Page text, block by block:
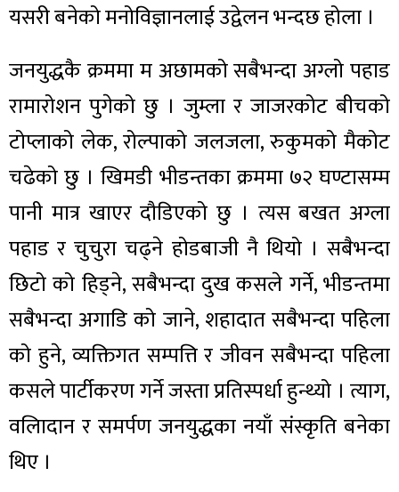
यसरी बनेको मनोविज्ञानलाई उद्वेलन भन्दछ होला ।
जनयुद्धकै क्रममा म अछामको सबैभन्दा अग्लो पहाड
रामारोशन पुगेको छु । जुम्ला र जाजरकोट बीचको
टोप्लाको लेक, रोल्पाको जलजला, रुकुमको मैकोट
चढेको छु । खिमडी भीडन्तका क्रममा ७२ घण्टासम्म
पानी मात्र खाएर दौडिएको छु । त्यस बखत अग्ला
पहाड र चुचुरा चढ्ने होडबाजी नै थियो । सबैभन्दा
छिटो को हिड्ने, सबैभन्दा दुख कसले गर्ने, भीडन्तमा
सबैभन्दा अगाडि को जाने, शहादात सबैभन्दा पहिला
को हुने, व्यक्तिगत सम्पत्ति र जीवन सबैभन्दा पहिला
कसले पार्टीकरण गर्ने जस्ता प्रतिस्पर्धा हुन्थ्यो । त्याग,
वलिादान र समर्पण जनयुद्धका नयाँ संस्कृति बनेका
थिए ।